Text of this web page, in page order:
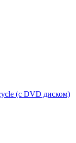
(с DVD диском)